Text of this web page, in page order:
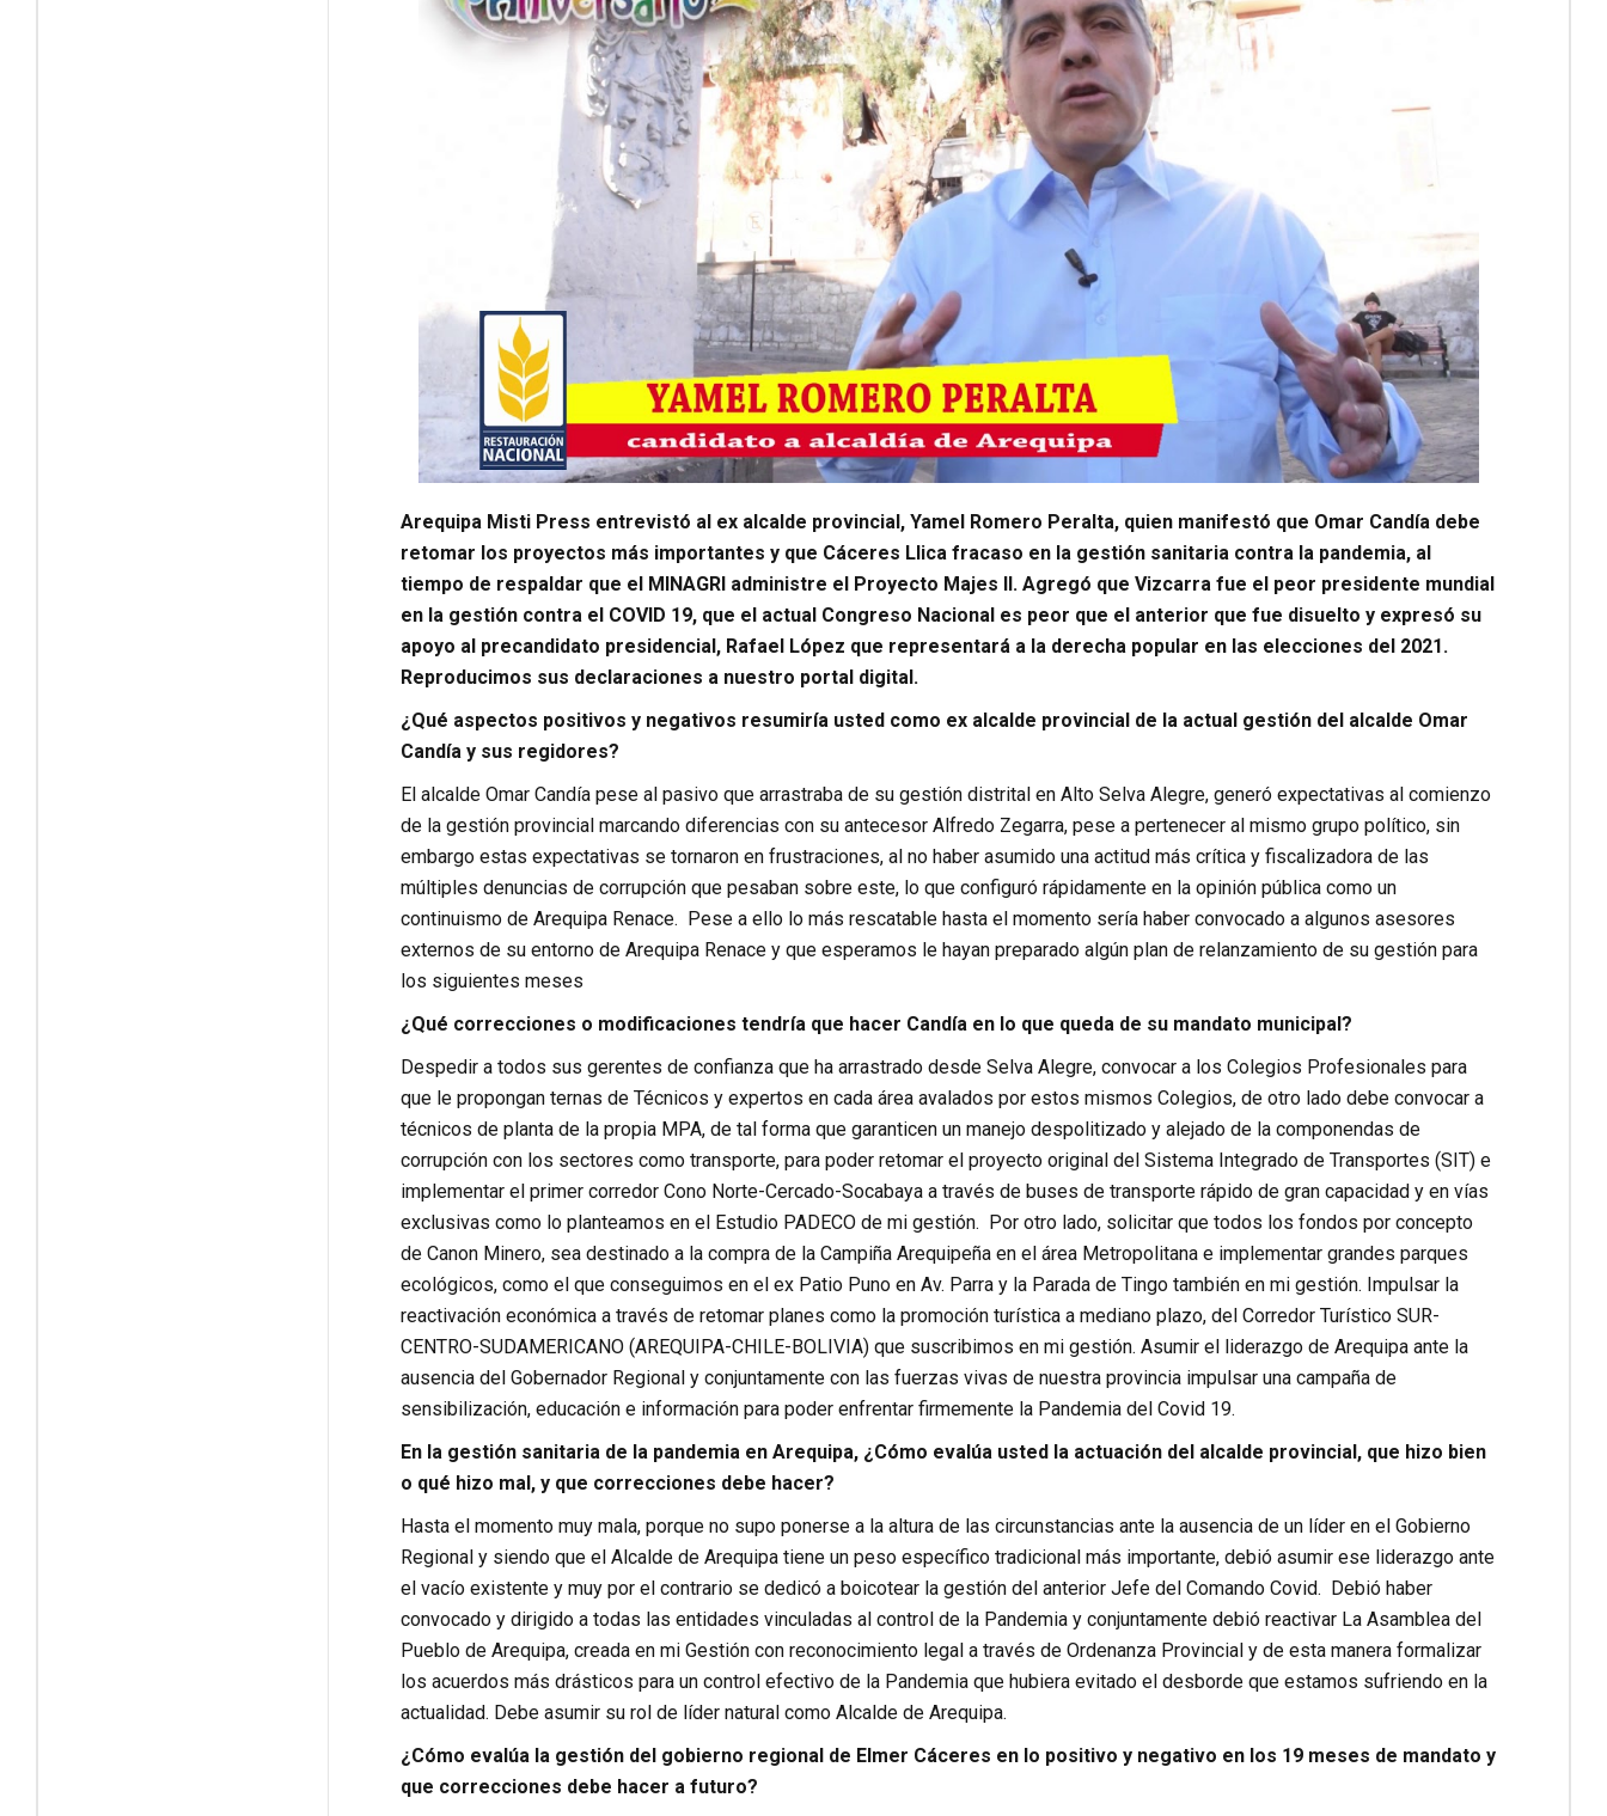
Arequipa Misti Press entrevistó al ex alcalde provincial, Yamel Romero Peralta, quien manifestó que Omar Candía debe
retomar los proyectos más importantes y que Cáceres Llica fracaso en la gestión sanitaria contra la pandemia, al
tiempo de respaldar que el MINAGRI administre el Proyecto Majes II. Agregó que Vizcarra fue el peor presidente mundial
en la gestión contra el COVID 19, que el actual Congreso Nacional es peor que el anterior que fue disuelto y expresó su
apoyo al precandidato presidencial, Rafael López que representará a la derecha popular en las elecciones del 2021.
Reproducimos sus declaraciones a nuestro portal digital.
¿Qué aspectos positivos y negativos resumiría usted como ex alcalde provincial de la actual gestión del alcalde Omar
Candía y sus regidores?
El alcalde Omar Candía pese al pasivo que arrastraba de su gestión distrital en Alto Selva Alegre, generó expectativas al comienzo
de la gestión provincial marcando diferencias con su antecesor Alfredo Zegarra, pese a pertenecer al mismo grupo político, sin
embargo estas expectativas se tornaron en frustraciones, al no haber asumido una actitud más crítica y fiscalizadora de las
múltiples denuncias de corrupción que pesaban sobre este, lo que configuró rápidamente en la opinión pública como un
continuismo de Arequipa Renace. Pese a ello lo más rescatable hasta el momento sería haber convocado a algunos asesores
externos de su entorno de Arequipa Renace y que esperamos le hayan preparado algún plan de relanzamiento de su gestión para
los siguientes meses
¿Qué correcciones o modificaciones tendría que hacer Candía en lo que queda de su mandato municipal?
Despedir a todos sus gerentes de confianza que ha arrastrado desde Selva Alegre, convocar a los Colegios Profesionales para
que le propongan ternas de Técnicos y expertos en cada área avalados por estos mismos Colegios, de otro lado debe convocar a
técnicos de planta de la propia MPA, de tal forma que garanticen un manejo despolitizado y alejado de la componendas de
corrupción con los sectores como transporte, para poder retomar el proyecto original del Sistema Integrado de Transportes (SIT) e
implementar el primer corredor Cono Norte-Cercado-Socabaya a través de buses de transporte rápido de gran capacidad y en vías
exclusivas como lo planteamos en el Estudio PADECO de mi gestión. Por otro lado, solicitar que todos los fondos por concepto
de Canon Minero, sea destinado a la compra de la Campiña Arequipeña en el área Metropolitana e implementar grandes parques
ecológicos, como el que conseguimos en el ex Patio Puno en Av. Parra y la Parada de Tingo también en mi gestión. Impulsar la
reactivación económica a través de retomar planes como la promoción turística a mediano plazo, del Corredor Turístico SUR-
CENTRO-SUDAMERICANO (AREQUIPA-CHILE-BOLIVIA) que suscribimos en mi gestión. Asumir el liderazgo de Arequipa ante la
ausencia del Gobernador Regional y conjuntamente con las fuerzas vivas de nuestra provincia impulsar una campaña de
sensibilización, educación e información para poder enfrentar firmemente la Pandemia del Covid 19.
En la gestión sanitaria de la pandemia en Arequipa, ¿Cómo evalúa usted la actuación del alcalde provincial, que hizo bien
o qué hizo mal, y que correcciones debe hacer?
Hasta el momento muy mala, porque no supo ponerse a la altura de las circunstancias ante la ausencia de un líder en el Gobierno
Regional y siendo que el Alcalde de Arequipa tiene un peso específico tradicional más importante, debió asumir ese liderazgo ante
el vacío existente y muy por el contrario se dedicó a boicotear la gestión del anterior Jefe del Comando Covid. Debió haber
convocado y dirigido a todas las entidades vinculadas al control de la Pandemia y conjuntamente debió reactivar La Asamblea del
Pueblo de Arequipa, creada en mi Gestión con reconocimiento legal a través de Ordenanza Provincial y de esta manera formalizar
los acuerdos más drásticos para un control efectivo de la Pandemia que hubiera evitado el desborde que estamos sufriendo en la
actualidad. Debe asumir su rol de líder natural como Alcalde de Arequipa.
¿Cómo evalúa la gestión del gobierno regional de Elmer Cáceres en lo positivo y negativo en los 19 meses de mandato y
que correcciones debe hacer a futuro?